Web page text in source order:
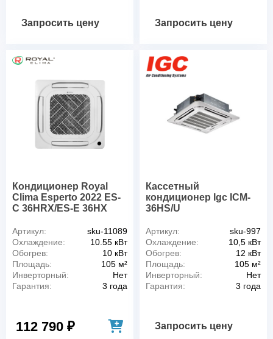
Запросить цену Запросить цену
Кондиционер Royal
Clima Esperto 2022 ES-
C 36HRX/ES-E 36HX
Артикул:
sku-11089
Охлаждение:
10.55 кВт
Обогрев:
10 кВт
Площадь:
105 м²
Инверторный:
Нет
Гарантия:
3 года
112 790 ₽
Кассетный
кондиционер Igc ICM-
36HS/U
Артикул:
sku-997
Охлаждение:
10,5 кВт
Обогрев:
12 кВт
Площадь:
105 м²
Инверторный:
Нет
Гарантия:
3 года
Запросить цену